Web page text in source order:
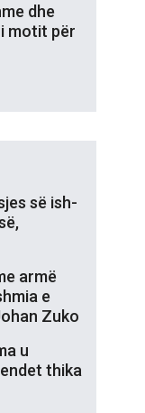
dhe
motit për
së ish-
armë
e
Zuko
u
thika